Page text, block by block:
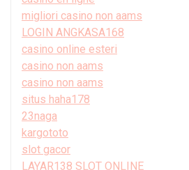
migliori casino non aams
LOGIN ANGKASA168
casino online esteri
casino non aams
casino non aams
situs haha178
23naga
kargototo
slot gacor
LAYAR138 SLOT ONLINE